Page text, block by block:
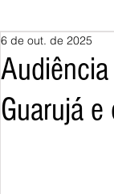
Guarujá
6 de out. de 2025